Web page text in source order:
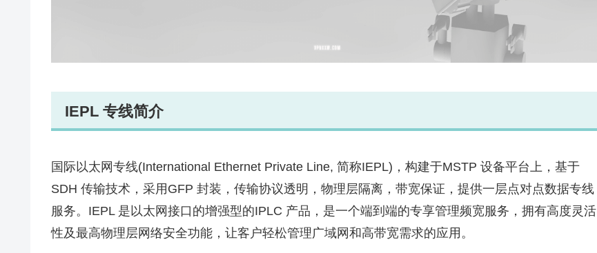
IEPL 专线简介
国际以太网专线(International Ethernet Private Line, 简称IEPL)，构建于MSTP 设备平台上，基于
SDH 传输技术，采用GFP 封装，传输协议透明，物理层隔离，带宽保证，提供一层点对点数据专线
服务。IEPL 是以太网接口的增强型的IPLC 产品，是一个端到端的专享管理频宽服务，拥有高度灵活
性及最高物理层网络安全功能，让客户轻松管理广域网和高带宽需求的应用。